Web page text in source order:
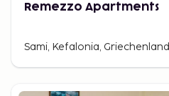
Remezzo Apartments
Sami, Kefalonia, Griechenland